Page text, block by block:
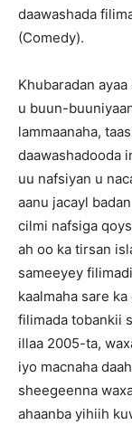
daawashada
(Comedy).
Khubaradan
u buun-
lammaanaha,
daawashadooda
uu nafsiyan u
aanu jacayl
cilmi nafsiga
ah oo ka tirsan
sameeyey
kaalmaha sare
filimada tobankii
illaa 2005-ta,
iyo macnaha
sheegeenna
ahaanba yihiih